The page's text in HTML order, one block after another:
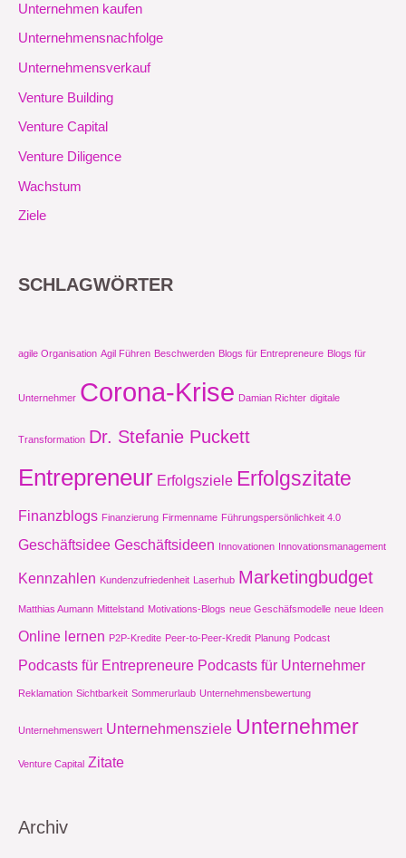
Unternehmen kaufen
Unternehmensnachfolge
Unternehmensverkauf
Venture Building
Venture Capital
Venture Diligence
Wachstum
Ziele
SCHLAGWÖRTER
agile Organisation Agil Führen Beschwerden Blogs für Entrepreneure Blogs für
Unternehmer Corona-Krise Damian Richter digitale
Transformation Dr. Stefanie Puckett
Entrepreneur Erfolgsziele Erfolgszitate
Finanzblogs Finanzierung Firmenname Führungspersönlichkeit 4.0
Geschäftsidee Geschäftsideen Innovationen Innovationsmanagement
Kennzahlen Kundenzufriedenheit Laserhub Marketingbudget
Matthias Aumann Mittelstand Motivations-Blogs neue Geschäfsmodelle neue Ideen
Online lernen P2P-Kredite Peer-to-Peer-Kredit Planung Podcast
Podcasts für Entrepreneure Podcasts für Unternehmer
Reklamation Sichtbarkeit Sommerurlaub Unternehmensbewertung
Unternehmenswert Unternehmensziele Unternehmer
Venture Capital Zitate
Archiv